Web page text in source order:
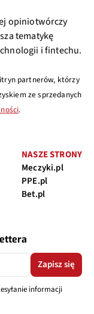
opiniotwórczy
tematykę
i fintechu.
partnerów, którzy
ze sprzedanych
.
NASZE STRONY
Meczyki.pl
PPE.pl
Bet.pl
Zapisz się
informacji